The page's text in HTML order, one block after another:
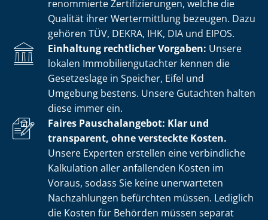
renommierte Zer­ti­fi­zie­run­gen, welche die
Qualität ihrer Wertermittlung bezeugen. Dazu
gehören TÜV, DEKRA, IHK, DIA und EIPOS.
Einhaltung rechtlicher Vorgaben: Unsere
lokalen Im­mo­bi­li­en­gut­ach­ter kennen die
Gesetzeslage in Speicher, Eifel und
Umgebung bestens. Unsere Gutachten halten
diese immer ein.
Faires Pauschalangebot: Klar und
transparent, ohne versteckte Kosten.
Unsere Experten erstellen eine verbindliche
Kalkulation aller anfallenden Kosten im
Voraus, sodass Sie keine unerwarteten
Nachzahlungen befürchten müssen. Lediglich
die Kosten für Behörden müssen separat